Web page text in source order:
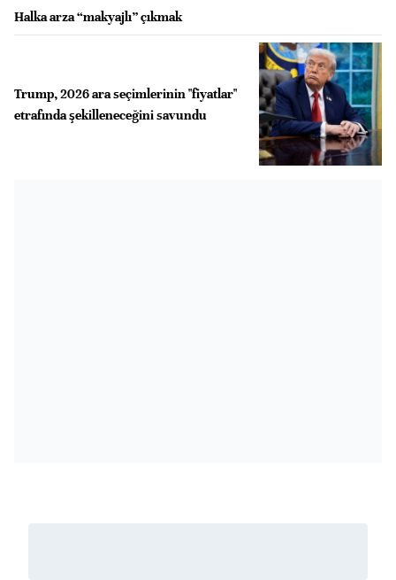
Halka arza “makyajlı” çıkmak
Trump, 2026 ara seçimlerinin "fiyatlar"
etrafında şekilleneceğini savundu